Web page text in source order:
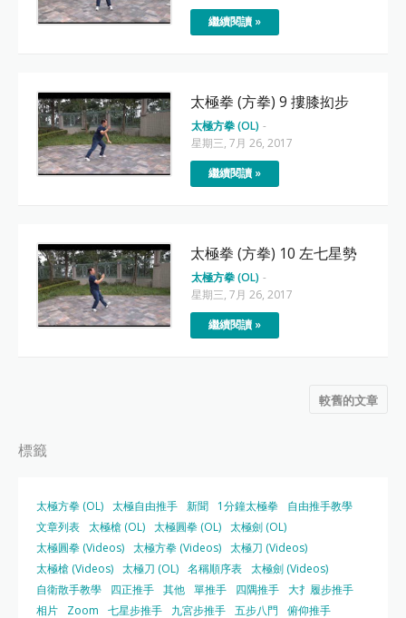
繼續閱讀 »
太極拳 (方拳) 9 摟膝抝步
太極方拳 (OL) -
星期三, 7月 26, 2017
繼續閱讀 »
太極拳 (方拳) 10 左七星勢
太極方拳 (OL) -
星期三, 7月 26, 2017
繼續閱讀 »
較舊的文章
標籤
太極方拳 (OL) 太極自由推手 新聞 1分鐘太極拳
自由推手教學
文章列表 太極槍 (OL) 太極圓拳 (OL) 太極劍 (OL)
太極圓拳 (Videos) 太極方拳 (Videos) 太極刀 (Videos)
太極槍 (Videos) 太極刀 (OL) 名稱順序表 太極劍 (Videos)
自衛散手教學
四正推手 其他 單推手 四隅推手 大扌履步推手
相片
Zoom 七星步推手 九宮步推手 五步八門
俯仰推手